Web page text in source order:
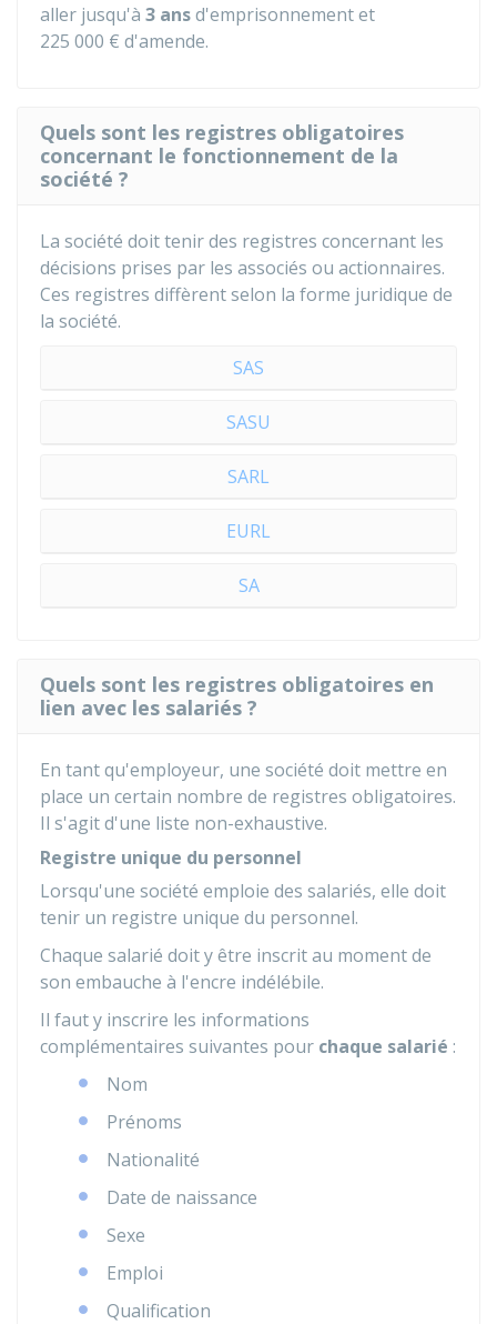
aller jusqu'à 3 ansd'emprisonnement et
225 000 € d'amende.
Quels sont les registres obligatoires
concernant le fonctionnement de la
société ?
La société doit tenir des registres concernant les
décisions prises par les associés ou actionnaires.
Ces registres diffèrent selon la forme juridique de
la société.
SAS
SASU
SARL
EURL
SA
Quels sont les registres obligatoires en
lien avec les salariés ?
En tant qu'employeur, une société doit mettre en
place un certain nombre de registres obligatoires.
Il s'agit d'une liste non-exhaustive.
Registre unique du personnel
Lorsqu'une société emploie des salariés, elle doit
tenir un registre unique du personnel.
Chaque salarié doit y être inscrit au moment de
son embauche à l'encre indélébile.
Il faut y inscrire les informations
complémentaires suivantes pour chaque salarié :
Nom
Prénoms
Nationalité
Date de naissance
Sexe
Emploi
Qualification